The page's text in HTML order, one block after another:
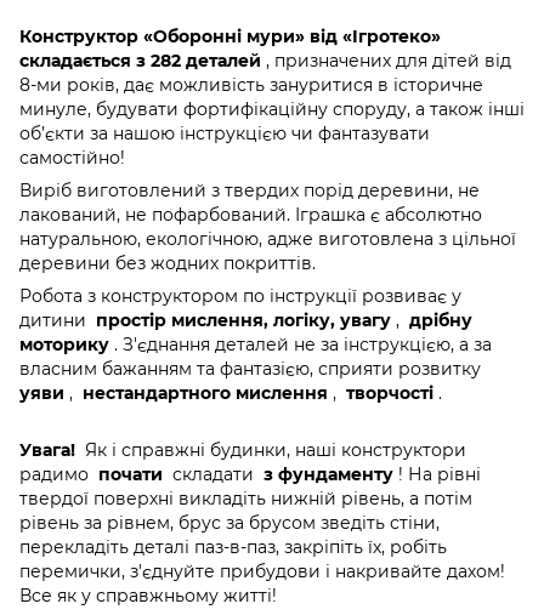
Конструктор «Оборонні мури» від «Ігротеко»
складається з 282 деталей , призначених для дітей від
8-ми років, дає можливість зануритися в історичне
минуле, будувати фортифікаційну споруду, а також інші
об’єкти за нашою інструкцією чи фантазувати
самостійно!
Виріб виготовлений з твердих порід деревини, не
лакований, не пофарбований. Іграшка є абсолютно
натуральною, екологічною, адже виготовлена з цільної
деревини без жодних покриттів.
Робота з конструктором по інструкції розвиває у
дитини простір мислення, логіку, увагу , дрібну
моторику . З'єднання деталей не за інструкцією, а за
власним бажанням та фантазією, сприяти розвитку
уяви , нестандартного мислення , творчості .
Увага! Як і справжні будинки, наші конструктори
радимо почати складати з фундаменту ! На рівні
твердої поверхні викладіть нижній рівень, а потім
рівень за рівнем, брус за брусом зведіть стіни,
перекладіть деталі паз-в-паз, закріпіть їх, робіть
перемички, з'єднуйте прибудови і накривайте дахом!
Все як у справжньому житті!